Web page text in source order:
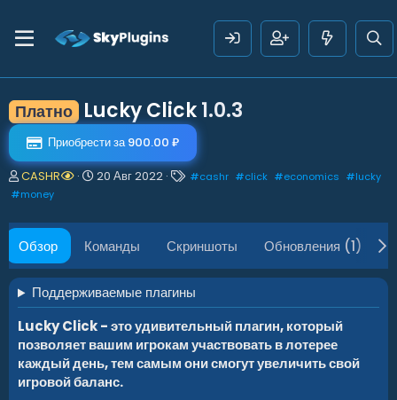
Платно Lucky Click1.0.3
Приобрести за 900.00 ₽
А
в
о
р
CASHR
Д
а
о
з
д
а
и
я
20 Авг 2022
Т
и
#cashr #click #economics #lucky
#money
Обзор Команды Скриншоты Обновления (1)
Поддерживаемые плагины
Lucky Click - это удивительный плагин, который
позволяет вашим игрокам участвовать в лотерее
каждый день, тем самым они смогут увеличить свой
игровой баланс.